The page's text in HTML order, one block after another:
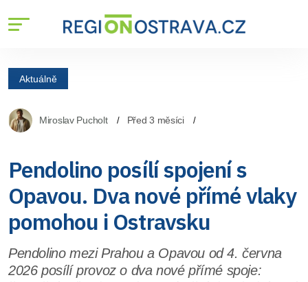
Aktuálně
Miroslav Pucholt Před 3 měsíci
Pendolino posílí spojení s
Opavou. Dva nové přímé vlaky
pomohou i Ostravsku
Pendolino mezi Prahou a Opavou od 4. června
2026 posílí provoz o dva nové přímé spoje: